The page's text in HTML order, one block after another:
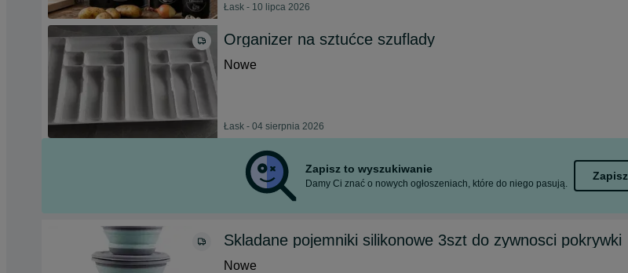
Łask - 10 lipca 2026
Organizer na sztućce szuflady
Nowe
Łask - 04 sierpnia 2026
Zapisz to wyszukiwanie
Damy Ci znać o nowych ogłoszeniach, które do niego pasują.
Zapisz
Skladane pojemniki silikonowe 3szt do zywnosci pokrywki
Nowe